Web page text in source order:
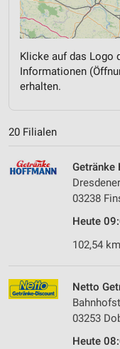
Klicke auf das Logo
Informationen
erhalten.
20 Filialen
Getränke
03238
Heute
102,54
Netto
03253
Heute